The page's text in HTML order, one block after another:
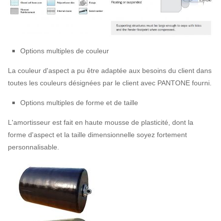
Options multiples de couleur
La couleur d'aspect a pu être adaptée aux besoins du client dans
toutes les couleurs désignées par le client avec PANTONE fourni.
Options multiples de forme et de taille
L'amortisseur est fait en haute mousse de plasticité, dont la
forme d'aspect et la taille dimensionnelle soyez fortement
personnalisable.